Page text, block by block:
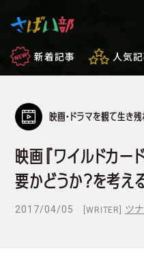
新着記事 人気
マンガ・アニメ
ゲーム
映画・ドラマを観て生き残
映画『ワイルドカー
要かどうか？を考え
2017/04/05 [WRITER] ツ